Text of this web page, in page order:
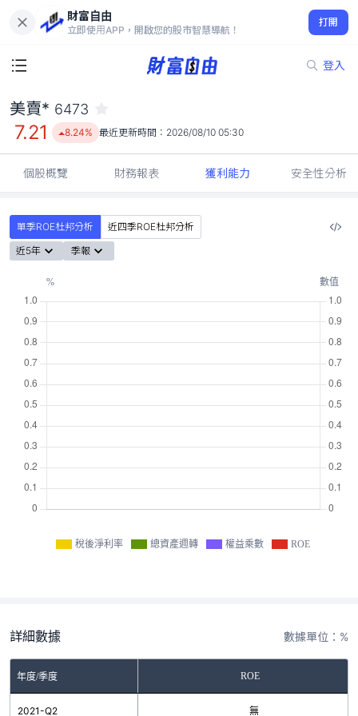
財富自由
立即使用APP，開啟您的股市智慧導航！
打開
登入
7.21
8.24%
美賣* 6473
7.21 8.24% 最近更新時間： 2026/08/10 05:30
個股概覽 財務報表 獲利能力 安全性分析
單季ROE杜邦分析
近四季ROE杜邦分析
近5年
季報
稅後淨利率 總資產週轉 權益乘數 ROE
詳細數據 數據單位：%
年度/季度 ROE
2021-Q2 無